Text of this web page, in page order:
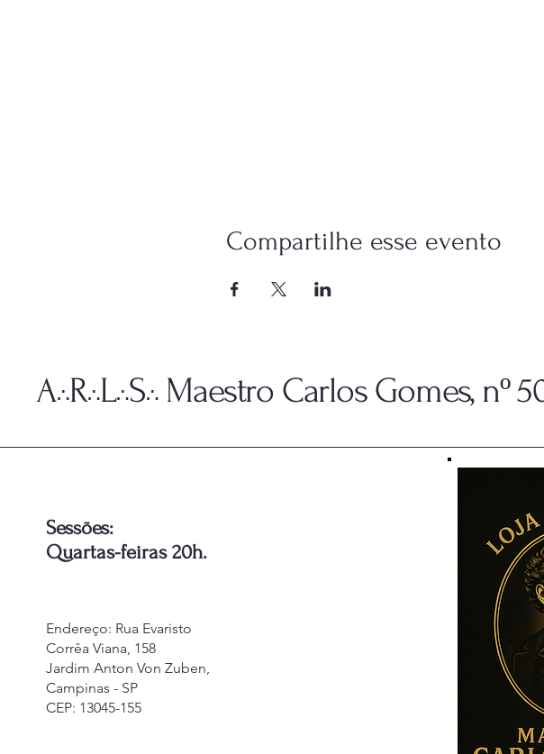
Compartilhe esse evento
A∴R∴L∴S∴Maestro Carlos Gomes, nº
Sessões:
Quartas-feiras 20h.
Endereço: Rua Evaristo
Corrêa Viana, 158
Jardim Anton Von Zuben,
Campinas - SP
CEP: 13045-155